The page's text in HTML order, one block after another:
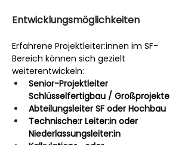
Entwicklungsmöglichkeiten
Erfahrene Projektleiter:innen im SF-
Bereich können sich gezielt
weiterentwickeln:
Senior-Projektleiter
Schlüsselfertigbau / Großprojekte
Abteilungsleiter SF oder Hochbau
Technische:r Leiter:in oder
Niederlassungsleiter:in